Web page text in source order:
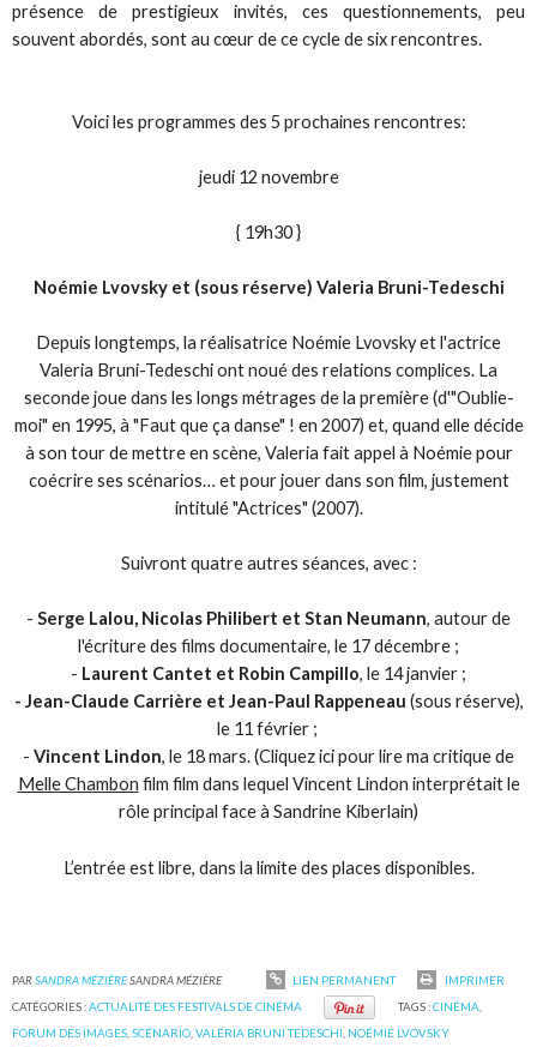
présence de prestigieux invités, ces questionnements, peu
souvent abordés, sont au cœur de ce cycle de six rencontres.
Voici les programmes des 5 prochaines rencontres:
jeudi 12 novembre
{ 19h30 }
Noémie Lvovsky et (sous réserve) Valeria Bruni-Tedeschi
Depuis longtemps, la réalisatrice Noémie Lvovsky et l'actrice
Valeria Bruni-Tedeschi ont noué des relations complices. La
seconde joue dans les longs métrages de la première (d'"Oublie-
moi" en 1995, à "Faut que ça danse" ! en 2007) et, quand elle décide
à son tour de mettre en scène, Valeria fait appel à Noémie pour
coécrire ses scénarios… et pour jouer dans son film, justement
intitulé "Actrices" (2007).
Suivront quatre autres séances, avec :
- Serge Lalou, Nicolas Philibert et Stan Neumann, autour de
l'écriture des films documentaire, le 17 décembre ;
- Laurent Cantet et Robin Campillo, le 14 janvier ;
- Jean-Claude Carrière et Jean-Paul Rappeneau (sous réserve),
le 11 février ;
- Vincent Lindon, le 18 mars. (Cliquez ici pour lire ma critique de
Melle Chambon film film dans lequel Vincent Lindon interprétait le
rôle principal face à Sandrine Kiberlain)
L’entrée est libre, dans la limite des places disponibles.
PARSANDRA MÉZIÈRESANDRA MÉZIÈRE LIEN PERMANENT
IMPRIMER
CATÉGORIES :ACTUALITÉ DES FESTIVALS DE CINÉMA TAGS :CINÉMA
FORUM DES IMAGES ,SCÉNARIO ,VALÉRIA BRUNI TEDESCHI NOÉMIE LVOVSKY